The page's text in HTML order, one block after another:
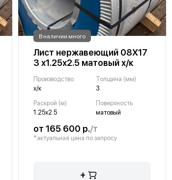
В наличии много
Лист нержавеющий 08Х17
3 х1.25х2.5 матовый х/к
Производство
х/к
Толщина (мм)
3
Раскрой (м)
1.25х2.5
Поверхность
матовый
от 165 600 р./т
*актуальная цена по запросу
+